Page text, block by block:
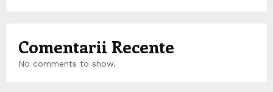
Comentarii Recente
No comments to show.